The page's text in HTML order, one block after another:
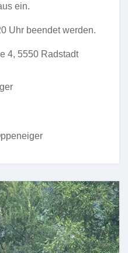
ein.
Uhr beendet werden.
4, 5550 Radstadt